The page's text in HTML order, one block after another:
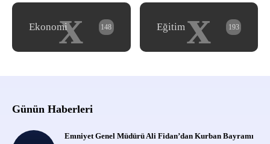
x
Ekonomi 148 x
Eğitim 193
Günün Haberleri
Emniyet Genel Müdürü Ali Fidan’dan Kurban Bayramı